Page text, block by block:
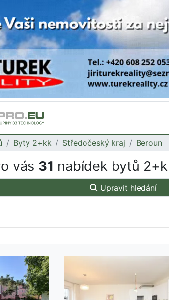
Byty 2+kk Středočeský kraj Beroun
vás 31 nabídek bytů
Upravit hledání